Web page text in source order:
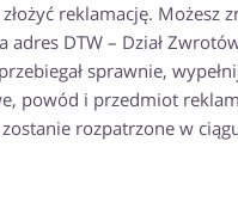
reklamację. Możesz
DTW – Dział
sprawnie,
powód i przedmiot
rozpatrzone w